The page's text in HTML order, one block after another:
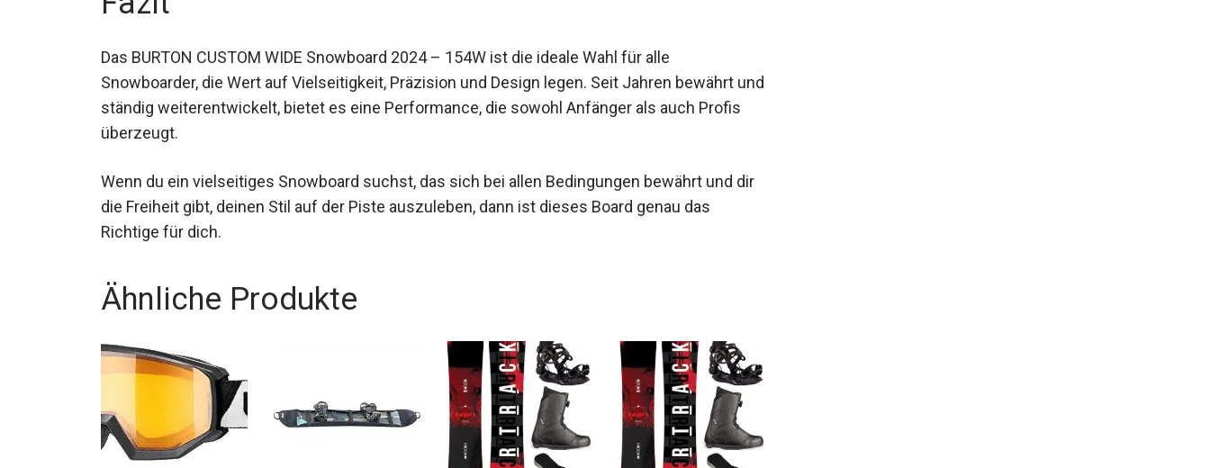
Fazit
Das BURTON CUSTOM WIDE Snowboard 2024 – 154W ist die ideale Wahl für alle
Snowboarder, die Wert auf Vielseitigkeit, Präzision und Design legen. Seit Jahren bewährt
und ständig weiterentwickelt, bietet es eine Performance, die sowohl Anfänger als auch
Wenn du ein vielseitiges Snowboard suchst, das sich bei allen Bedingungen bewährt und dir
die Freiheit gibt, deinen Stil auf der Piste auszuleben, dann ist dieses Board genau das
Richtige für dich.
Ähnliche Produkte